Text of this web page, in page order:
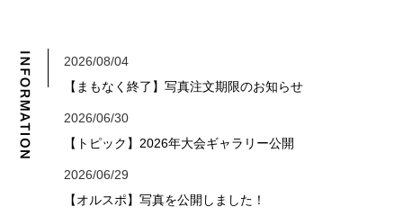
2026/08/04
【まもなく終了】写真注文期限のお知らせ
2026/06/30
【トピック】2026年大会ギャラリー公開
2026/06/29
【オルスポ】写真を公開しました！